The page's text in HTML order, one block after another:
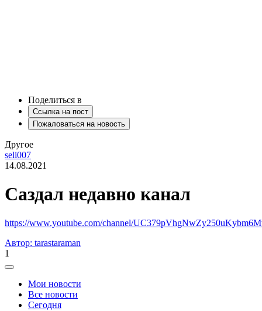
Поделиться в
Ссылка на пост
Пожаловаться на новость
Другое
seli007
14.08.2021
Саздал недавно канал
https://www.youtube.com/channel/
Автор: tarastaraman
1
Мои новости
Все новости
Сегодня